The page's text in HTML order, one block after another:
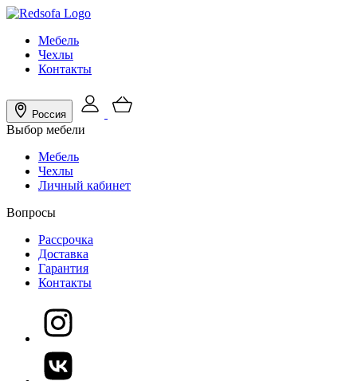
Мебель
Чехлы
Контакты
Россия
Выбор мебели
Мебель
Чехлы
Личный кабинет
Вопросы
Рассрочка
Доставка
Гарантия
Контакты